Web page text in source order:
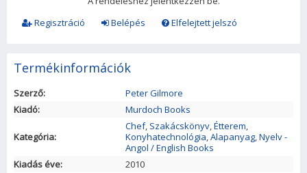
Regisztráció
Belépés Elfelejtett jelszó
Termékinformációk
Szerző:
Peter Gilmore
Kiadó:
Murdoch Books
Kategória:
Chef, Szakácskönyv,Étterem,
Konyhatechnológia,Alapanyag,Nyelv -
Angol / English Books
Kiadás éve:
2010